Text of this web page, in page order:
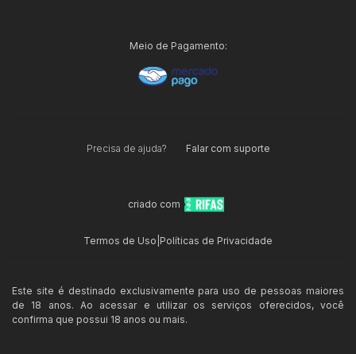
Meio de Pagamento:
Precisa de ajuda? Falar com suporte
criado com
Termos de Uso Políticas de Privacidade
Este site é destinado exclusivamente para uso de pessoas maiores
de 18 anos. Ao acessar e utilizar os serviços oferecidos, você
confirma que possui 18 anos ou mais.